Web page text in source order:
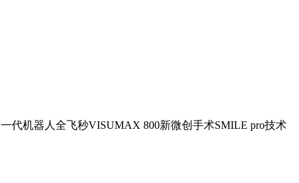
代机器人全飞秒VISUMAX 800新微创手术SMILE pro技术